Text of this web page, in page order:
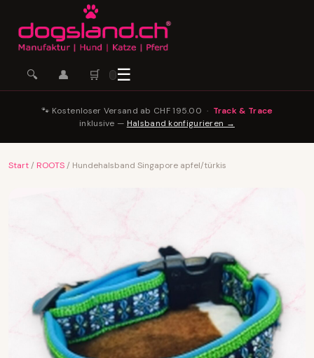
🔍 👤 🛒 ☰
🐾 Kostenloser Versand ab CHF 195.00 · Track & Trace
inklusive — Halsband konfigurieren →
Start / ROOTS / Hundehalsband Singapore apfel/türkis